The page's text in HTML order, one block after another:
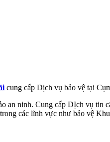
cung cấp Dịch vụ bảo vệ tại
an ninh. Cung cấp DỊch vụ
các lĩnh vực như bảo vệ